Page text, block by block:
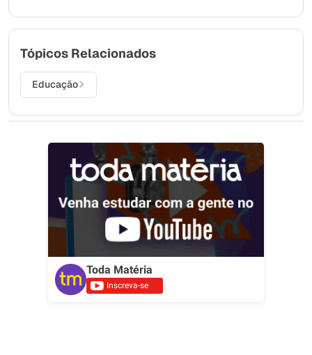
Tópicos Relacionados
Educação
Toda Matéria
Inscreva-se